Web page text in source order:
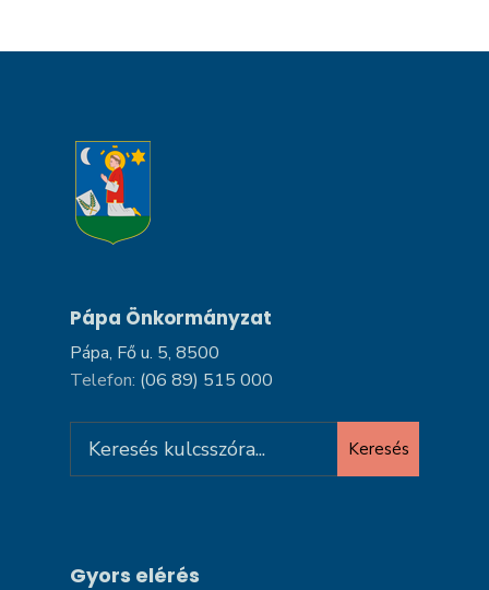
Pápa Önkormányzat
Pápa, Fő u. 5, 8500
Telefon: (06 89) 515 000
for:
Keresés
Gyors elérés